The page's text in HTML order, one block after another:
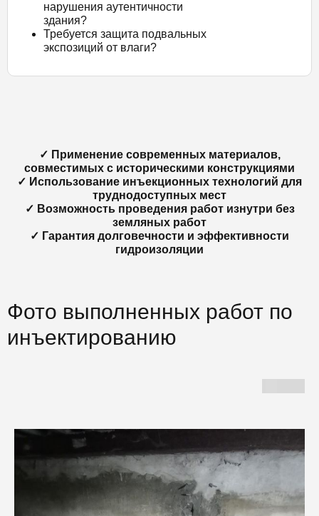
нарушения аутентичности
здания?
Требуется защита подвальных
экспозиций от влаги?
✓ Применение современных материалов,
совместимых с историческими конструкциями
✓ Использование инъекционных технологий для
труднодоступных мест
✓ Возможность проведения работ изнутри без
земляных работ
✓ Гарантия долговечности и эффективности
гидроизоляции
Фото выполненных работ по
инъектированию